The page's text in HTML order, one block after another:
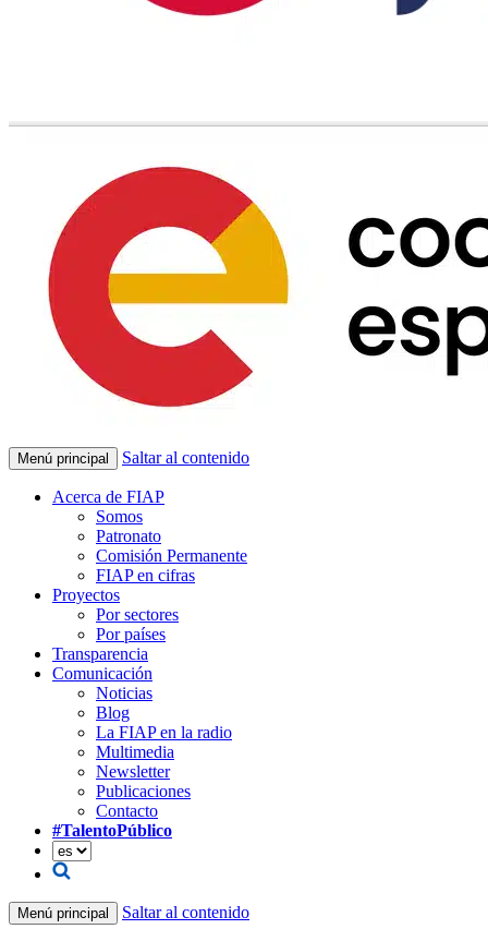
Menú principal Saltar al contenido
Acerca de FIAP
Somos
Patronato
Comisión Permanente
FIAP en cifras
Proyectos
Por sectores
Por países
Transparencia
Comunicación
Noticias
Blog
La FIAP en la radio
Multimedia
Newsletter
Publicaciones
Contacto
#TalentoPúblico
Menú principal Saltar al contenido